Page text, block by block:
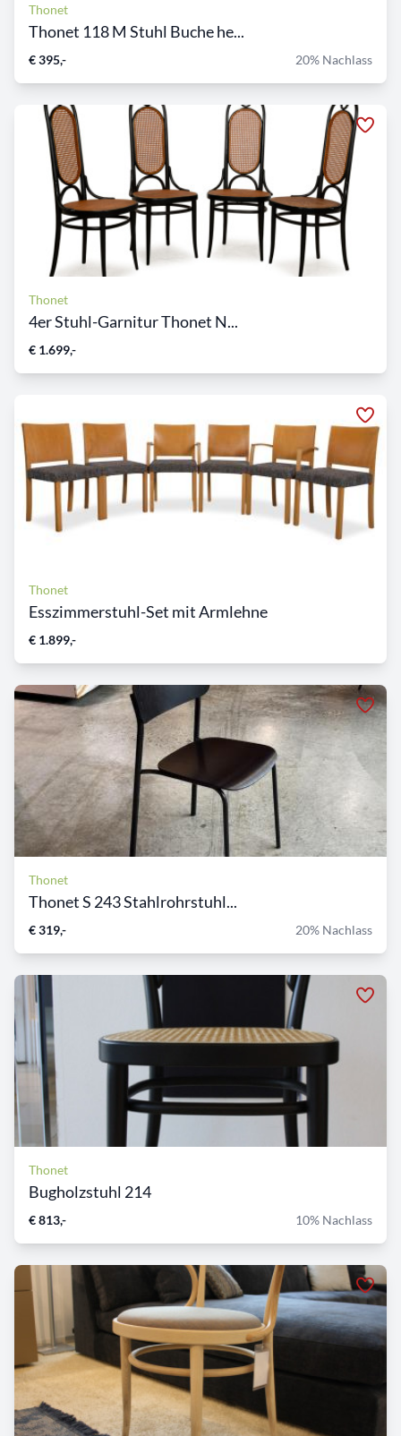
Thonet
Thonet 118 M Stuhl Buche he...
€ 395,- 20% Nachlass
Thonet
4er Stuhl-Garnitur Thonet N...
€ 1.699,-
Thonet
Esszimmerstuhl-Set mit Armlehne
€ 1.899,-
Thonet
Thonet S 243 Stahlrohrstuhl...
€ 319,- 20% Nachlass
Thonet
Bugholzstuhl 214
€ 813,- 10% Nachlass